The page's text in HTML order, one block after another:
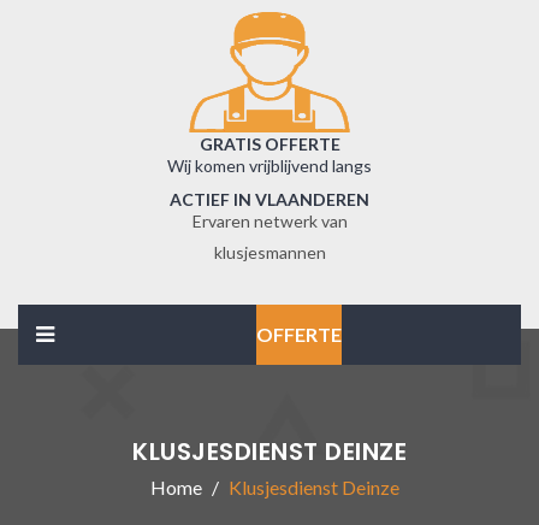
GRATIS OFFERTE
Wij komen vrijblijvend langs
ACTIEF IN VLAANDEREN
Ervaren netwerk van
klusjesmannen
OFFERTE
KLUSJESDIENST DEINZE
Home Klusjesdienst Deinze